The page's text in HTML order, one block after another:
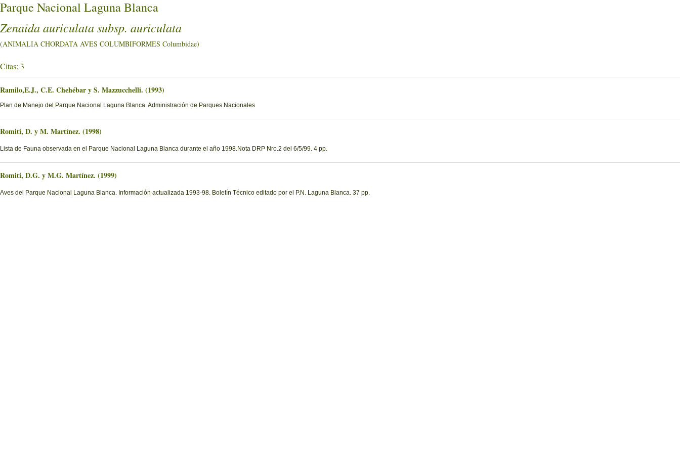
Parque Nacional Laguna Blanca
Zenaida auriculata subsp. auriculata
(ANIMALIA CHORDATA AVES COLUMBIFORMES Columbidae)
Citas: 3
Ramilo,E.J., C.E. Chehébar y S. Mazzucchelli. (1993)
Plan de Manejo del Parque Nacional Laguna Blanca. Administración de Parques Nacionales
Romiti, D. y M. Martínez. (1998)
Lista de Fauna observada en el Parque Nacional Laguna Blanca durante el año 1998.Nota DRP Nro.2 del 6/5/99. 4 pp.
Romiti, D.G. y M.G. Martínez. (1999)
Aves del Parque Nacional Laguna Blanca. Información actualizada 1993-98. Boletín Técnico editado por el P.N. Laguna Blanca. 37 pp.